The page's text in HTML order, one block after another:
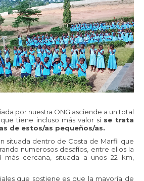
por nuestra ONG asciende a un total
tiene incluso más valor si se trata
de estos/as pequeños/as.
situada dentro de Costa de Marfil que
numerosos desafíos, entre ellos la
más cercana, situada a unos 22 km,
que sostiene es que la mayoría de